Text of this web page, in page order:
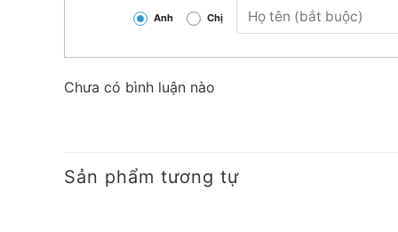
Anh Chị
Chưa có bình luận nào
Sản phẩm tương tự